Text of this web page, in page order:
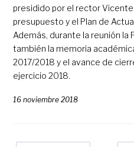
presidido por el rector Vicente
presupuesto y el Plan de
Además, durante la reunión la
también la memoria
2017/2018 y el avance de
ejercicio 2018.
16 noviembre 2018